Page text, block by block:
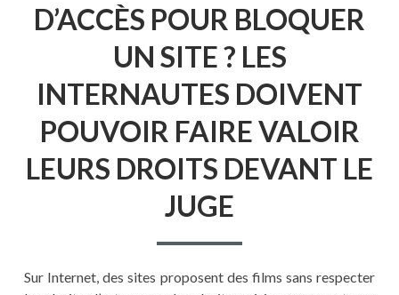
D’ACCÈS POUR BLOQUER
UN SITE ? LES
INTERNAUTES DOIVENT
POUVOIR FAIRE VALOIR
LEURS DROITS DEVANT LE
JUGE
Sur Internet, des sites proposent des films sans respecter